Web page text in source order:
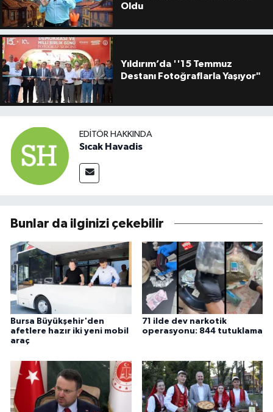
Oldu
Yıldırım’da ''15 Temmuz
Destanı Fotoğraflarla Yaşıyor"
EDITÖR HAKKINDA
Sıcak Havadis
Bunlar da ilginizi çekebilir
Bursa Büyükşehir'den
afetlere hazır iki yeni mobil
araç
71 ilde dev narkotik
operasyonu: 844 tutuklama